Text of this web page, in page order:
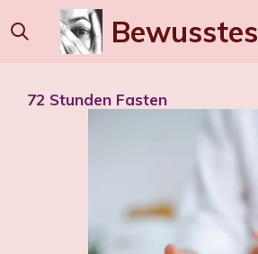
Zum
Hauptinhalt
Bewusstes
72 Stunden Fasten